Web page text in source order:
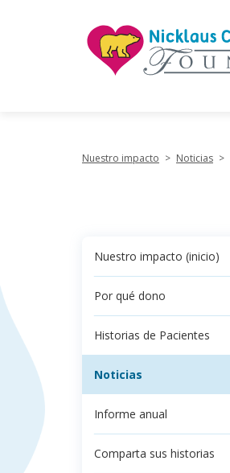
Nuestro impacto > Noticias >
Nuestro impacto (inicio)
Por qué dono
Historias de Pacientes
Noticias
Informe anual
Comparta sus historias